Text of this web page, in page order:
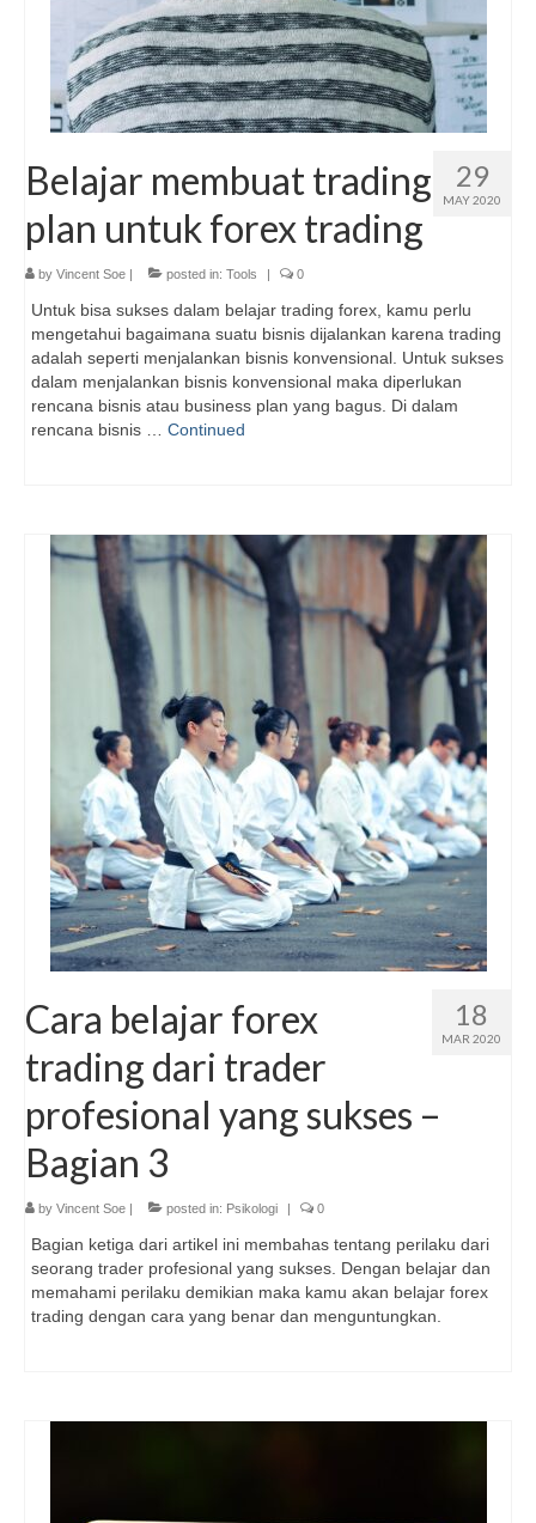
29
MAY 2020
Belajar membuat trading
plan untuk forex trading
by Vincent Soe | posted in: Tools | 0
Untuk bisa sukses dalam belajar trading forex, kamu perlu
mengetahui bagaimana suatu bisnis dijalankan karena trading
adalah seperti menjalankan bisnis konvensional. Untuk sukses
dalam menjalankan bisnis konvensional maka diperlukan
rencana bisnis atau business plan yang bagus. Di dalam
rencana bisnis … Continued
18
MAR 2020
Cara belajar forex
trading dari trader
profesional yang sukses –
Bagian 3
by Vincent Soe | posted in: Psikologi | 0
Bagian ketiga dari artikel ini membahas tentang perilaku dari
seorang trader profesional yang sukses. Dengan belajar dan
memahami perilaku demikian maka kamu akan belajar forex
trading dengan cara yang benar dan menguntungkan.